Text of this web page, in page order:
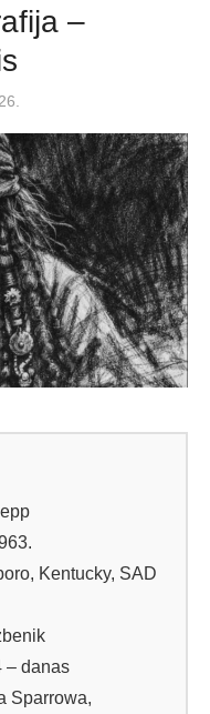
–
Kentucky, SAD
– danas
Sparrowa,